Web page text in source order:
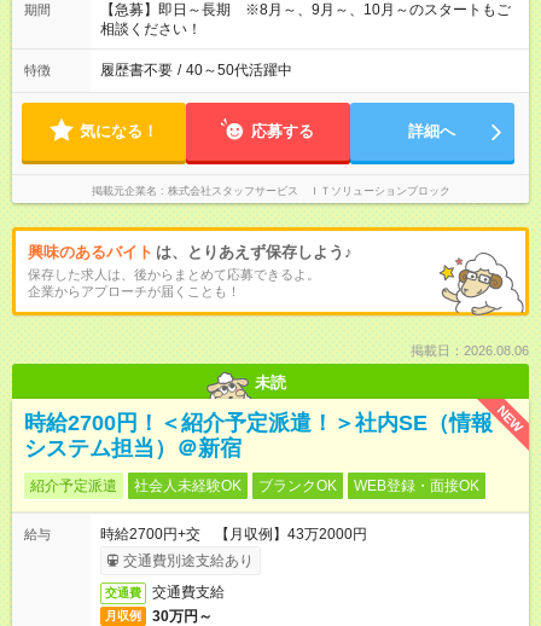
期間
【急募】即日～長期 ※8月～、9月～、10月～のスタートもご
相談ください！
特徴 履歴書不要 / 40～50代活躍中
気になる！ 応募する 詳細へ
掲載元企業名 株式会社スタッフサービス ＩＴソリューションブロック
興味のあるバイト は、とりあえず保存しよう♪
保存した求人は、後からまとめて応募できるよ。
企業からアプローチが届くことも！
掲載日：2026.08.06
未読
NEW
時給2700円！＜紹介予定派遣！＞社内SE（情報
システム担当）＠新宿
紹介予定派遣 社会人未経験OK ブランクOK WEB登録・面接OK
給与
時給2700円+交 【月収例】43万2000円
交通費別途支給あり
交通費 交通費支給
月収例 30万円～